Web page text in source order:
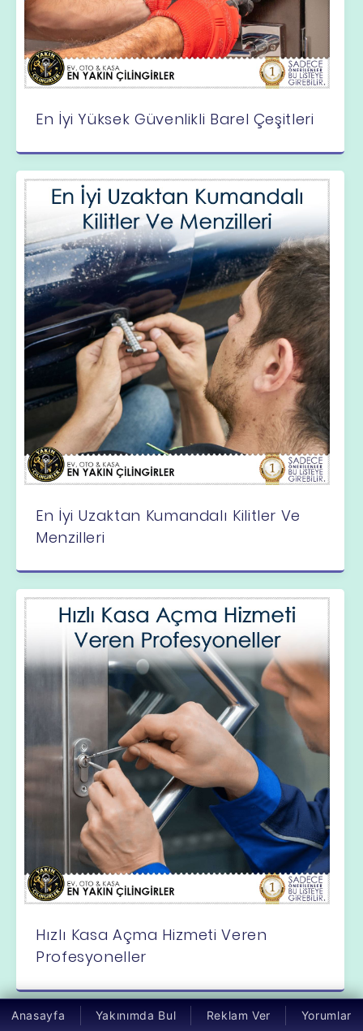
En İyi Yüksek Güvenlikli Barel Çeşitleri
En İyi Uzaktan Kumandalı Kilitler Ve
Menzilleri
Hızlı Kasa Açma Hizmeti Veren
Profesyoneller
Anasayfa Yakınımda Bul Reklam Ver Yorumlar